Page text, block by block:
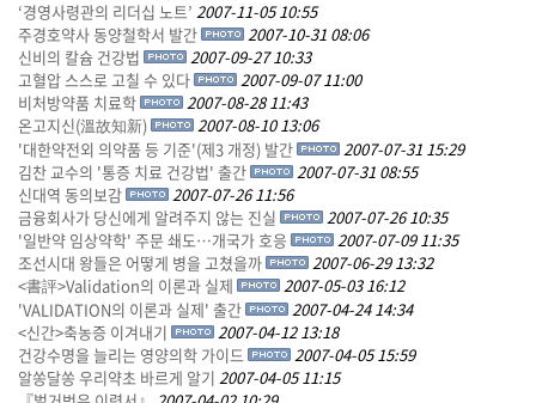
‘경영사령관의 리더십 노트’ 2007-11-05 10:55
주경호약사 동양철학서 발간
2007-10-31 08:06
신비의 칼슘 건강법
2007-09-27 10:33
고혈압 스스로 고칠 수 있다
2007-09-07 11:00
비처방약품 치료학
2007-08-28 11:43
온고지신(溫故知新)
2007-08-10 13:06
'대한약전외 의약품 등 기준'(제3 개정) 발간
2007-07-31 15:29
김찬 교수의 '통증 치료 건강법' 출간
2007-07-31 08:55
신대역 동의보감
2007-07-26 11:56
금융회사가 당신에게 알려주지 않는 진실
2007-07-26 10:35
'일반약 임상약학' 주문 쇄도…개국가 호응
2007-07-09 11:35
조선시대 왕들은 어떻게 병을 고쳤을까
2007-06-29 13:32
<書評>Validation의 이론과 실제
2007-05-03 16:12
'VALIDATION의 이론과 실제' 출간
2007-04-24 14:34
<신간>축농증 이겨내기
2007-04-12 13:18
건강수명을 늘리는 영양의학 가이드
2007-04-05 15:59
알쏭달쏭 우리약초 바르게 알기 2007-04-05 11:15